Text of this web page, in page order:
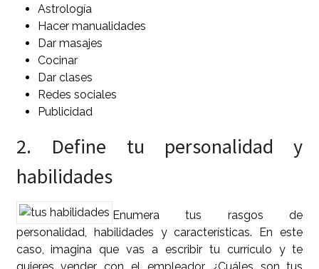
Astrología
Hacer manualidades
Dar masajes
Cocinar
Dar clases
Redes sociales
Publicidad
2. Define tu personalidad y
habilidades
Enumera tus rasgos de
personalidad, habilidades y características. En este
caso, imagina que vas a escribir tu currículo y te